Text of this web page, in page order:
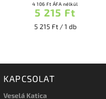
4 106 Ft ÁFA nélkül
5 215 Ft
5 215 Ft / 1 db
KAPCSOLAT
Veselá Katica